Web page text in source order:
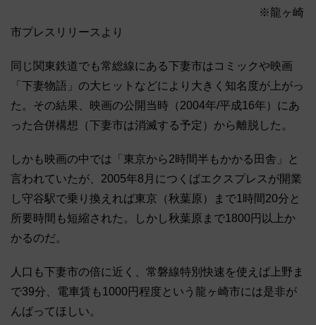
※龍ヶ崎
市プレスリリースより
同じ関東鉄道でも常総線にある下妻市はコミックや映画
「下妻物語」の大ヒットなどにより大きく知名度が上がっ
た。その結果、映画の公開当時（2004年/平成16年）にあ
った合併構想（下妻市は消滅する予定）から離脱した。
しかも映画の中では「東京から2時間半もかかる田舎」と
言われていたが、2005年8月につくばエクスプレスが開業
し守谷駅で乗り換えれば東京（秋葉原）まで1時間20分と
所要時間も短縮された。しかし秋葉原まで1800円以上か
かるのだ。
人口も下妻市の倍に近く、常磐線特別快速を使えば上野ま
で39分、電車賃も1000円程度という龍ヶ崎市には是非が
んばってほしい。